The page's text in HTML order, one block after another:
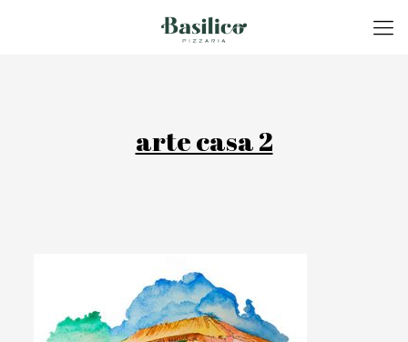
arte casa 2